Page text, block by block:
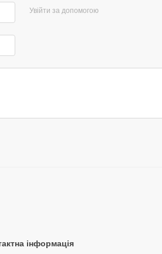
Увійти за допомогою
інформація